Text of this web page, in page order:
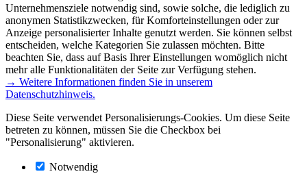
Unternehmensziele notwendig sind, sowie solche, die lediglich zu
anonymen Statistikzwecken, für Komforteinstellungen oder zur
Anzeige personalisierter Inhalte genutzt werden. Sie können selbst
entscheiden, welche Kategorien Sie zulassen möchten. Bitte
beachten Sie, dass auf Basis Ihrer Einstellungen womöglich nicht
mehr alle Funktionalitäten der Seite zur Verfügung stehen.
→ Weitere Informationen finden Sie in unserem
Datenschutzhinweis.
Diese Seite verwendet Personalisierungs-Cookies. Um diese Seite
betreten zu können, müssen Sie die Checkbox bei
"Personalisierung" aktivieren.
Notwendig